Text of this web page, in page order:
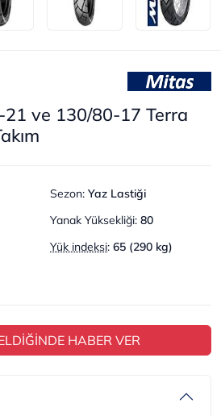
ve 130/80-17 Terra
Sezon: Yaz Lastiği
Yanak Yüksekliği: 80
Yük indeksi: 65 (290 kg)
HABER VER